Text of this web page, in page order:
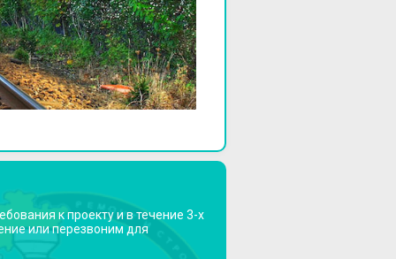
к проекту и в течение 3-х
или перезвоним для